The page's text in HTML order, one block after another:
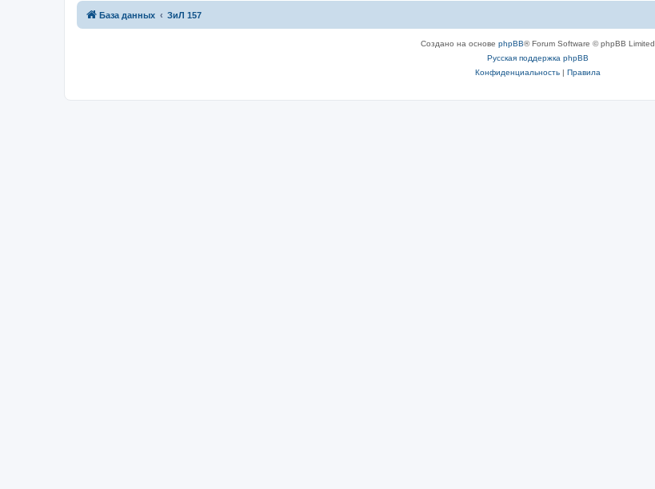
База данных ЗиЛ 157
Создано на основе phpBB® Forum Software © phpBB Limited
Русская поддержка phpBB
Конфиденциальность| Правила